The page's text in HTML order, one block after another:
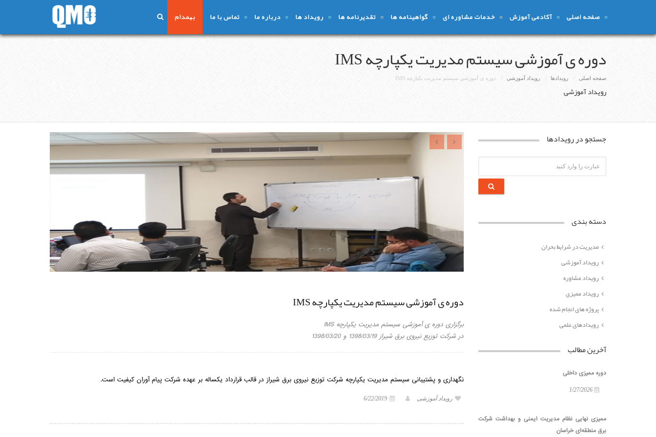
صفحه اصلی آکادمی آموزش خدمات مشاوره ای گواهینامه ها تقدیرنامه ها رویداد ها درباره ما تماس با ما بهمدام
دوره ی آموزشی سیستم مدیریت یکپارچه IMS
رویداد آموزشی
صفحه اصلی رویدادها رویداد آموزشی دوره ی آموزشی سیستم مدیریت یکپارچه IMS
دوره ی آموزشی سیستم مدیریت یکپارچه IMS
برگزاری دوره ی آموزشی سیستم مدیریت یکپارچه IMS
در شرکت توزیع نیروی برق شیراز 1398/03/19 و 1398/03/20
نگهداری و پشتیبانی سیستم مدیریت یکپارچه شرکت توزیع نیروی برق شیراز در قالب قرارداد یکساله بر عهده شرکت پیام آوران کیفیت است.
6/22/2019 رویداد آموزشی
جستجو در رویدادها
دسته بندی
مدیریت در شرایط بحران
رویداد آموزشی
رویداد مشاوره
رویداد ممیزی
پروژه های انجام شده
رویدادهای علمی
آخرین مطالب
دوره ممیزی داخلی
ممیزی نهایی نظام مدیریت ایمنی و بهداشت شرکت
برق منطقه‌ای خراسان